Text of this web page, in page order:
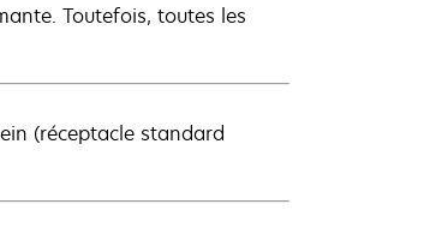
Toutefois, toutes les
(réceptacle standard